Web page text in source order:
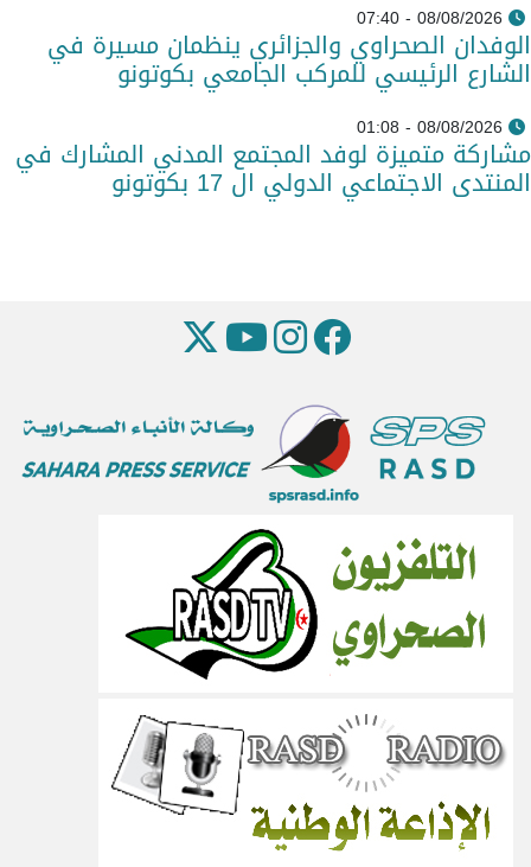
08/08/2026 - 07:40
الوفدان الصحراوي والجزائري ينظمان مسيرة في
الشارع الرئيسي للمركب الجامعي بكوتونو
08/08/2026 - 01:08
مشاركة متميزة لوفد المجتمع المدني المشارك في
المنتدى الاجتماعي الدولي ال 17 بكوتونو